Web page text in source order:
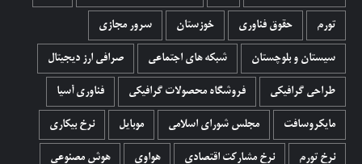
تورم حقوق فناوری خوزستان سرور مجازی
سیستان و بلوچستان شبکه های اجتماعی صرافی ارز دیجیتال
طراحی گرافیکی فروشگاه محصولات گرافيکی فناوری آسیا
مایکروسافت مجلس شورای اسلامی موبایل نرخ بیکاری
نرخ تورم نرخ مشارکت اقتصادی هواوی هوش مصنوعی